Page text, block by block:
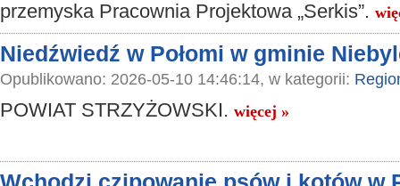
przemyska Pracownia Projektowa „Serkis”.
Niedźwiedź w Połomi w gminie
Opublikowano: 2026-05-10 14:46:14, w kategorii:
POWIAT STRZYŻOWSKI. więcej »